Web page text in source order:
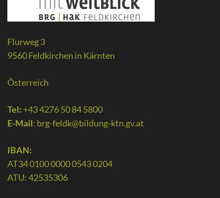
Flurweg 3
9560 Feldkirchen in Kärnten
Österreich
Tel: +43 4276 50 84 5800
E-Mail: brg-feldk@bildung-ktn.gv.at
IBAN:
AT34 0100 0000 0543 0204
ATU: 42535306